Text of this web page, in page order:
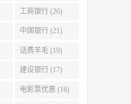
工商银行 (26)
中国银行 (21)
话费羊毛 (19)
建设银行 (17)
电影票优惠 (16)